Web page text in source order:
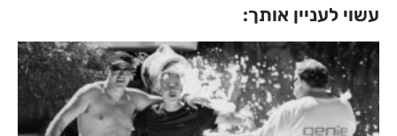
עשוי לעניין אותך: